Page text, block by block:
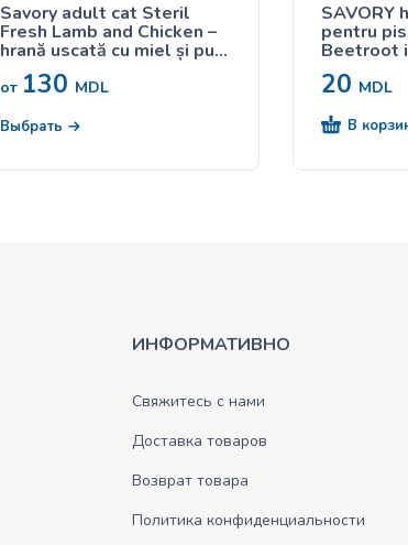
Savory adult cat Steril
Fresh Lamb and Chicken –
hrană uscată cu miel și pui
pentru pisici adulte
sterilizate
от 130 MDL
Выбрать
SAVORY
pentru
Beetroot
și sfeclă
20 MDL
В
ИНФОРМАТИВНО
Свяжитесь с нами
Доставка товаров
Возврат товара
Политика конфиденциальности